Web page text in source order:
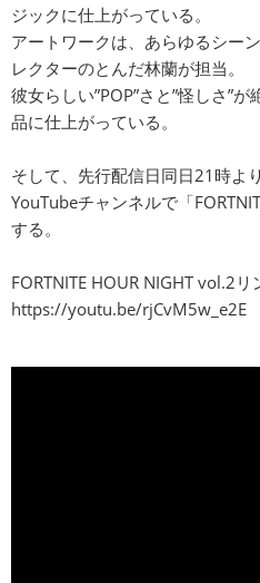
ジックに仕上がっている。
アートワークは、あらゆるシー
レクターのとんだ林蘭が担当。
彼女らしい”POP”さと”怪しさ”
品に仕上がっている。
そして、先行配信日同日21時よ
YouTubeチャンネルで「
する。
FORTNITE HOUR NIGHT vol.2リ
https://youtu.be/rjCvM5w_e2E